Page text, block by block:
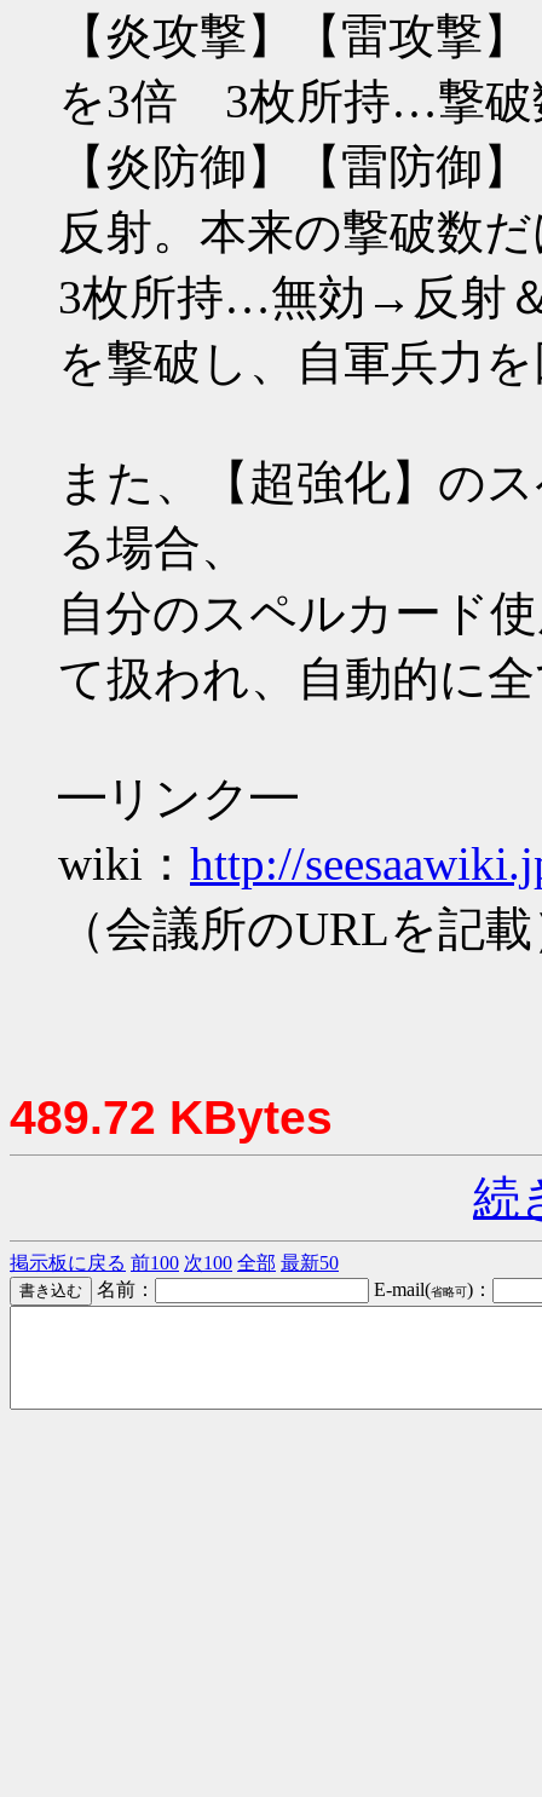
【炎攻撃】【雷攻撃
を3倍 3枚所持…撃破
【炎防御】【雷防御
反射。本来の撃破数
3枚所持…無効→反射
を撃破し、自軍兵力
また、【超強化】の
る場合、
自分のスペルカード
て扱われ、自動的に
━リンク━
wiki： http://
（会議所のURLを記
489.72 KBytes
続
掲示板に戻る 前100 次100 全部 最新50
名前：
E-mail(省略可)：